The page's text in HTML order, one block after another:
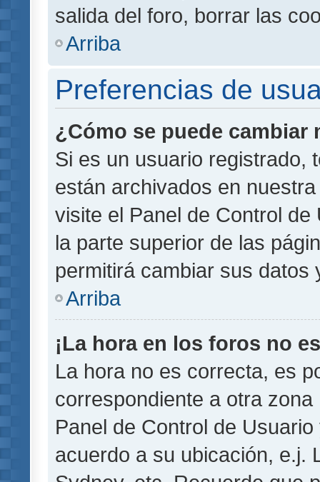
salida del foro, borrar las
Arriba
Preferencias de
¿Cómo se puede
Si es un usuario registrado,
están archivados en
visite el Panel de Control
la parte superior de las
permitirá cambiar sus datos
Arriba
¡La hora en los foros no
La hora no es correcta, es
correspondiente a otra
Panel de Control de
acuerdo a su ubicación, e.j.